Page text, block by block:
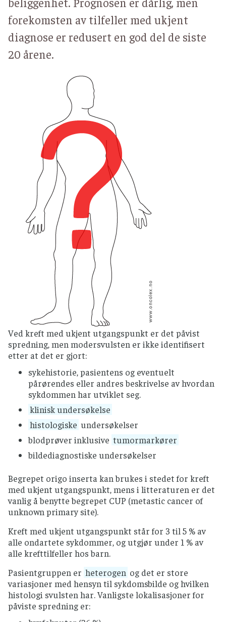
forekomsten av tilfeller med ukjent
diagnose er redusert en god del de siste
20 årene.
Ved kreft med ukjent utgangspunkt er det påvist
spredning, men modersvulsten er ikke identifisert
etter at det er gjort:
sykehistorie, pasientens og eventuelt
pårørendes eller andres beskrivelse av hvordan
sykdommen har utviklet seg.
klinisk undersøkelse
histologiske undersøkelser
blodprøver inklusive tumormarkører
bildediagnostiske undersøkelser
Begrepet origo inserta kan brukes i stedet for kreft
med ukjent utgangspunkt, mens i litteraturen er det
vanlig å benytte begrepet CUP (metastic cancer of
unknown primary site).
Kreft med ukjent utgangspunkt står for 3 til 5 % av
alle ondartete sykdommer, og utgjør under 1 % av
alle krefttilfeller hos barn.
Pasientgruppen er heterogen og det er store
variasjoner med hensyn til sykdomsbilde og hvilken
histologi svulsten har. Vanligste lokalisasjoner for
påviste spredning er: